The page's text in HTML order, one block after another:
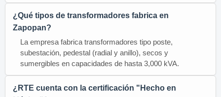
¿Qué tipos de transformadores fabrica en
Zapopan?
La empresa fabrica transformadores tipo poste,
subestación, pedestal (radial y anillo), secos y
sumergibles en capacidades de hasta 3,000 kVA.
¿RTE cuenta con la certificación "Hecho en